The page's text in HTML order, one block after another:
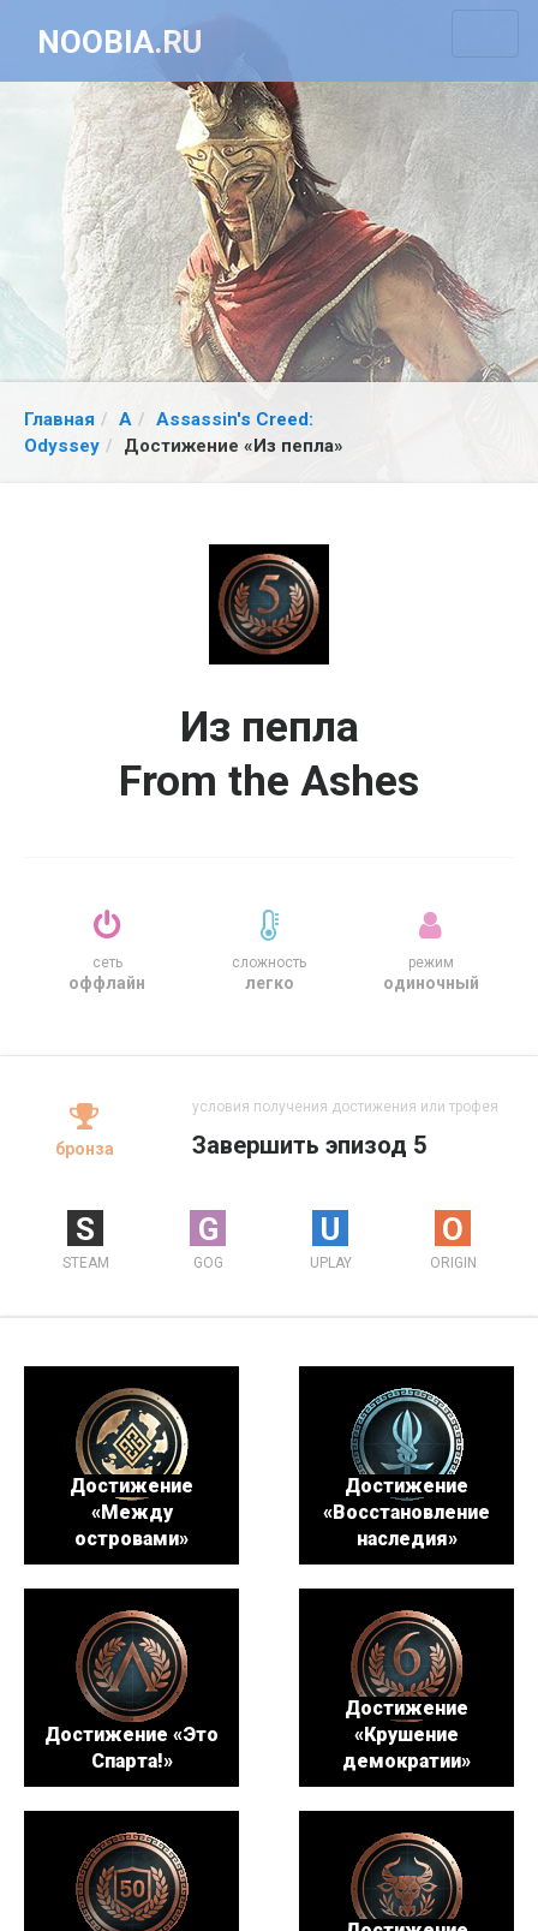
NOOBIA.RU
Главная A
Assassin's Creed:
Odyssey
Достижение «Из пепла»
Из пепла
From the Ashes
сеть
оффлайн
сложность
легко
режим
одиночный
бронза
условия получения достижения или трофея
Завершить эпизод 5
S
STEAM
G
GOG
U
UPLAY
O
ORIGIN
Достижение
«Между
островами»
Достижение
«Восстановление
наследия»
Достижение «Это
Спарта!»
Достижение
«Крушение
демократии»